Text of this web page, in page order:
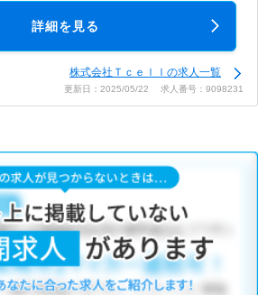
詳細を見る
株式会社Ｔｃｅｌｌの求人一覧
更新日：2025/05/22 求人番号：9098231